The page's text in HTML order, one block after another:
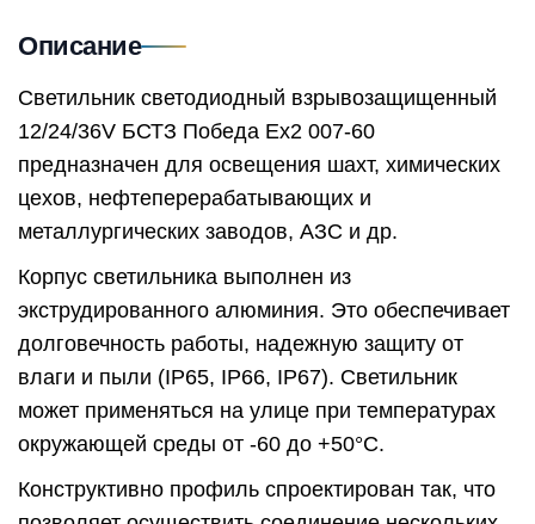
Описание
Светильник светодиодный взрывозащищенный
12/24/36V БСТЗ Победа Ex2 007-60
предназначен для освещения шахт, химических
цехов, нефтеперерабатывающих и
металлургических заводов, АЗС и др.
Корпус светильника выполнен из
экструдированного алюминия. Это обеспечивает
долговечность работы, надежную защиту от
влаги и пыли (IP65, IP66, IP67). Светильник
может применяться на улице при температурах
окружающей среды от -60 до +50°C.
Конструктивно профиль спроектирован так, что